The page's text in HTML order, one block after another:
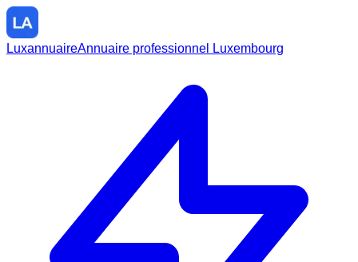
LuxannuaireAnnuaire professionnel Luxembourg